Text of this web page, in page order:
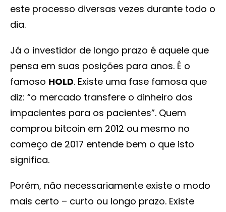
este processo diversas vezes durante todo o
dia.
Já o investidor de longo prazo é aquele que
pensa em suas posições para anos. É o
famoso HOLD. Existe uma fase famosa que
diz: “o mercado transfere o dinheiro dos
impacientes para os pacientes”. Quem
comprou bitcoin em 2012 ou mesmo no
começo de 2017 entende bem o que isto
significa.
Porém, não necessariamente existe o modo
mais certo – curto ou longo prazo. Existe